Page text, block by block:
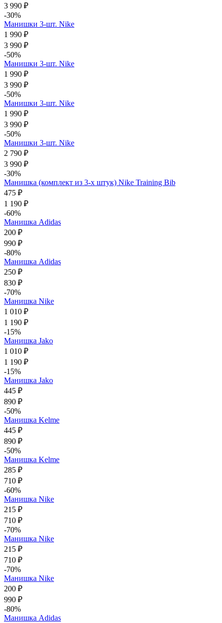
3 990 ₽
-30%
Манишки 3-шт. Nike
1 990 ₽
3 990 ₽
-50%
Манишки 3-шт. Nike
1 990 ₽
3 990 ₽
-50%
Манишки 3-шт. Nike
1 990 ₽
3 990 ₽
-50%
Манишки 3-шт. Nike
2 790 ₽
3 990 ₽
-30%
Манишка (комплект из 3-х штук) Nike Training Bib
475 ₽
1 190 ₽
-60%
Манишка Adidas
200 ₽
990 ₽
-80%
Манишка Adidas
250 ₽
830 ₽
-70%
Манишка Nike
1 010 ₽
1 190 ₽
-15%
Манишка Jako
1 010 ₽
1 190 ₽
-15%
Манишка Jako
445 ₽
890 ₽
-50%
Манишка Kelme
445 ₽
890 ₽
-50%
Манишка Kelme
285 ₽
710 ₽
-60%
Манишка Nike
215 ₽
710 ₽
-70%
Манишка Nike
215 ₽
710 ₽
-70%
Манишка Nike
200 ₽
990 ₽
-80%
Манишка Adidas